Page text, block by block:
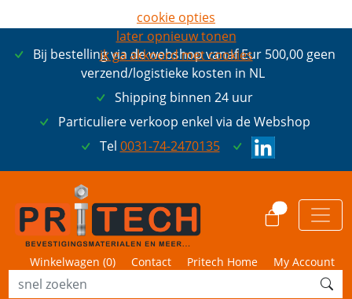
Bij bestelling via de webshop vanaf Eur 500,00 geen
verzend/logistieke kosten in NL
Shipping binnen 24 uur
Particuliere verkoop enkel via de Webshop
Tel 0031-74-2470135
Winkelwagen (0) Contact Pritech Home My Account
cookie opties
later opnieuw tonen
ik ga akkoord met cookies